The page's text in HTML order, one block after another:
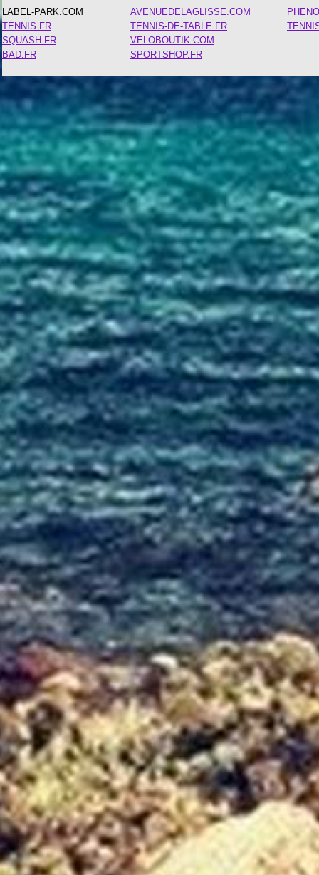
LABEL-PARK.COM
TENNIS.FR
SQUASH.FR
BAD.FR
AVENUEDELAGLISSE.COM
TENNIS-DE-TABLE.FR
VELOBOUTIK.COM
SPORTSHOP.FR